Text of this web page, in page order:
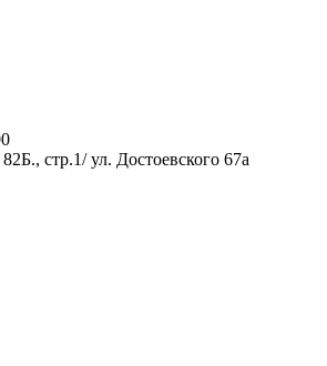
стр.1/ ул. Достоевского 67а